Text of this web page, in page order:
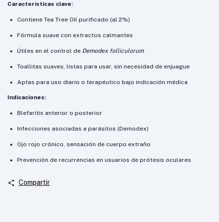
Características clave:
Contiene Tea Tree Oil purificado (al 2%)
Fórmula suave con extractos calmantes
Útiles en el control de Demodex folliculorum
Toallitas suaves, listas para usar, sin necesidad de enjuague
Aptas para uso diario o terapéutico bajo indicación médica
Indicaciones:
Blefaritis anterior o posterior
Infecciones asociadas a parásitos (Demodex)
Ojo rojo crónico, sensación de cuerpo extraño
Prevención de recurrencias en usuarios de prótesis oculares
Compartir